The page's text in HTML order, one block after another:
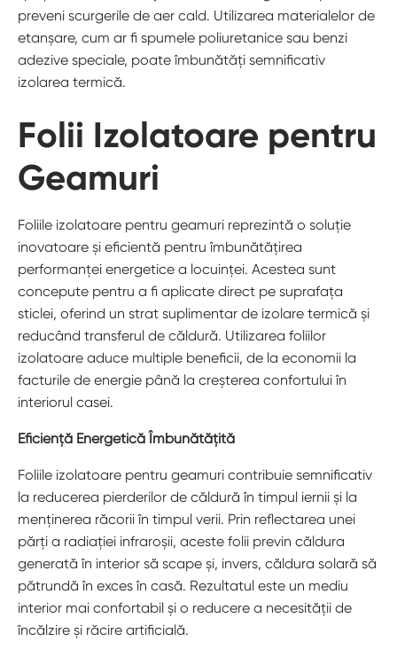
preveni scurgerile de aer cald. Utilizarea materialelor de
etanșare, cum ar fi spumele poliuretanice sau benzi
adezive speciale, poate îmbunătăți semnificativ
izolarea termică.
Folii Izolatoare pentru
Geamuri
Foliile izolatoare pentru geamuri reprezintă o soluție
inovatoare și eficientă pentru îmbunătățirea
performanței energetice a locuinței. Acestea sunt
concepute pentru a fi aplicate direct pe suprafața
sticlei, oferind un strat suplimentar de izolare termică și
reducând transferul de căldură. Utilizarea foliilor
izolatoare aduce multiple beneficii, de la economii la
facturile de energie până la creșterea confortului în
interiorul casei.
Eficiență Energetică Îmbunătățită
Foliile izolatoare pentru geamuri contribuie semnificativ
la reducerea pierderilor de căldură în timpul iernii și la
menținerea răcorii în timpul verii. Prin reflectarea unei
părți a radiației infraroșii, aceste folii previn căldura
generată în interior să scape și, invers, căldura solară să
pătrundă în exces în casă. Rezultatul este un mediu
interior mai confortabil și o reducere a necesității de
încălzire și răcire artificială.